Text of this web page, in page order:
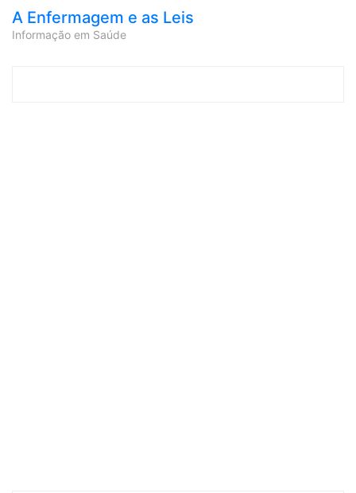
A Enfermagem e as Leis
Informação em Saúde